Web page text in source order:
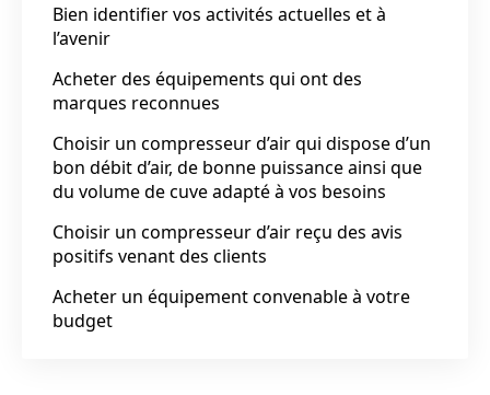
Bien identifier vos activités actuelles et à
l’avenir
Acheter des équipements qui ont des
marques reconnues
Choisir un compresseur d’air qui dispose d’un
bon débit d’air, de bonne puissance ainsi que
du volume de cuve adapté à vos besoins
Choisir un compresseur d’air reçu des avis
positifs venant des clients
Acheter un équipement convenable à votre
budget